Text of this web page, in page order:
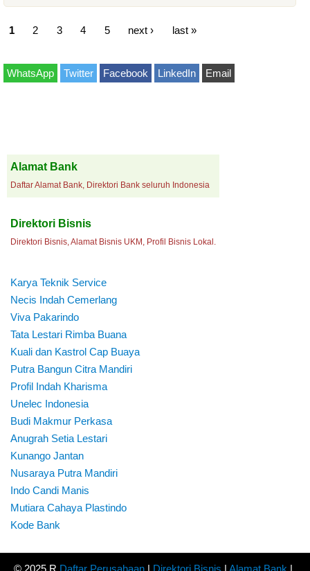
1 2 3 4 5 next › last »
WhatsApp Twitter Facebook LinkedIn Email
Alamat Bank
Daftar Alamat Bank, Direktori Bank seluruh Indonesia
Direktori Bisnis
Direktori Bisnis, Alamat Bisnis UKM, Profil Bisnis Lokal.
Karya Teknik Service
Necis Indah Cemerlang
Viva Pakarindo
Tata Lestari Rimba Buana
Kuali dan Kastrol Cap Buaya
Putra Bangun Citra Mandiri
Profil Indah Kharisma
Unelec Indonesia
Budi Makmur Perkasa
Anugrah Setia Lestari
Kunango Jantan
Nusaraya Putra Mandiri
Indo Candi Manis
Mutiara Cahaya Plastindo
Kode Bank
© 2025 R Daftar Perusahaan | Direktori Bisnis | Alamat Bank |